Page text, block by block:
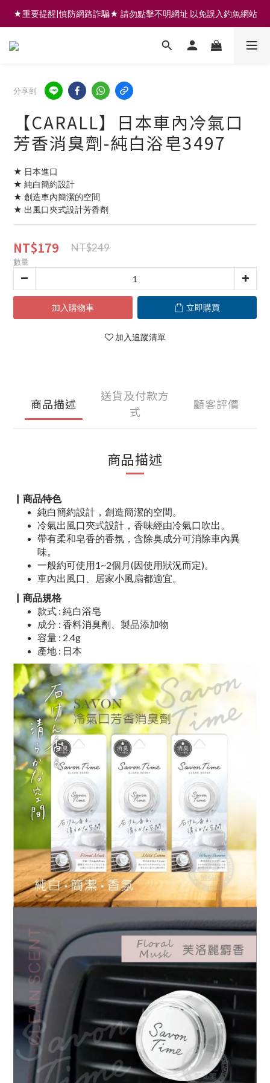
註冊會員享200元購物金 | 全館滿999免運 | 可門市取貨/安裝
★重要提醒|慎防網路詐騙★ 請勿點擊不明網址 以免誤入釣魚網站
註冊會員享200元購物金 | 全館滿999免運 | 可門市取貨/安裝
分享到
【CARALL】日本車內冷氣口
芳香消臭劑-純白浴皂3497
★ 日本進口
★ 純白簡約設計
★ 創造車內簡潔的空間
★ 出風口夾式設計芳香劑
NT$179 NT$249
數量
加入購物車 立即購買
加入追蹤清單
商品描述
送貨及付款方
式
顧客評價
商品描述
▏商品特色
純白簡約設計，創造簡潔的空間。
冷氣出風口夾式設計，香味經由冷氣口吹出。
帶有柔和皂香的香氛，含除臭成分可消除車內異
味。
一般約可使用1~2個月(因使用狀況而定)。
車內出風口、居家小風扇都適宜。
▏商品規格
款式 : 純白浴皂
成分 : 香料消臭劑、製品添加物
容量 : 2.4g
產地 : 日本